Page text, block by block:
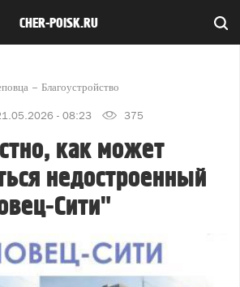
CHER-POISK.RU
Благоустройство
- 08:23 375
как может
недостроенный